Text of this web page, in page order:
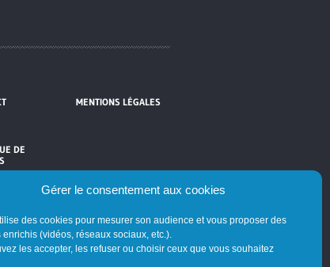
Gérer le consentement aux cookies
des cookies pour mesurer son audience et vous proposer des
enrichis (vidéos, réseaux sociaux, etc.).
les accepter, les refuser ou choisir ceux que vous souhaitez
MENTIONS LÉGALES
DE